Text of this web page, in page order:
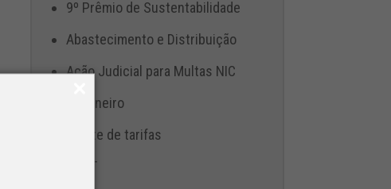
9º Prêmio de Sustentabilidade
Abastecimento e Distribuição
Ação Judicial para Multas NIC
Aduaneiro
Ajuste de tarifas
ANTT